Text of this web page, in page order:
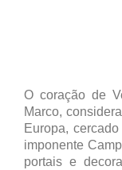
O coração de
Marco,
Europa,
imponente
portais e